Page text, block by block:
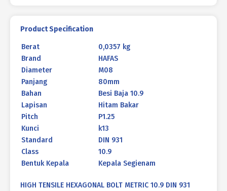
P1.25
Product Specification
Berat
0,0357 kg
Brand
HAFAS
Diameter
M08
Panjang
80mm
Bahan
Besi Baja 10.9
Lapisan
Hitam Bakar
Pitch
P1.25
Kunci
k13
Standard
DIN 931
Class
10.9
Bentuk Kepala
Kepala Segienam
HIGH TENSILE HEXAGONAL BOLT METRIC 10.9 DIN 931